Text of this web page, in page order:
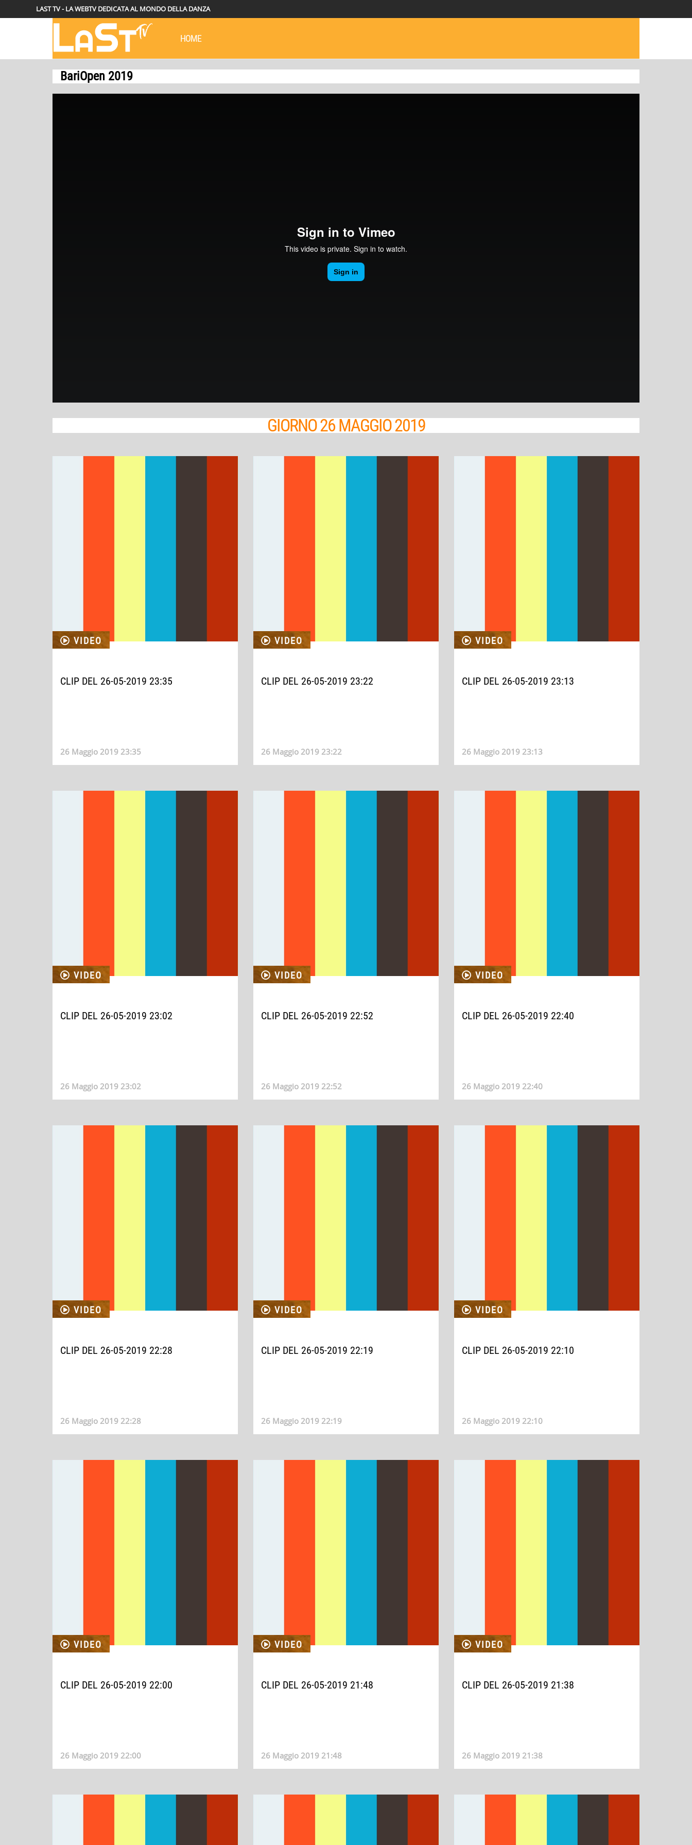
LAST TV - LA WEBTV DEDICATA AL MONDO DELLA DANZA
HOME
BariOpen 2019
GIORNO 26 MAGGIO 2019
VIDEO
CLIP DEL 26-05-2019 23:35
26 Maggio 2019 23:35
VIDEO
CLIP DEL 26-05-2019 23:22
26 Maggio 2019 23:22
VIDEO
CLIP DEL 26-05-2019 23:13
26 Maggio 2019 23:13
VIDEO
CLIP DEL 26-05-2019 23:02
26 Maggio 2019 23:02
VIDEO
CLIP DEL 26-05-2019 22:52
26 Maggio 2019 22:52
VIDEO
CLIP DEL 26-05-2019 22:40
26 Maggio 2019 22:40
VIDEO
CLIP DEL 26-05-2019 22:28
26 Maggio 2019 22:28
VIDEO
CLIP DEL 26-05-2019 22:19
26 Maggio 2019 22:19
VIDEO
CLIP DEL 26-05-2019 22:10
26 Maggio 2019 22:10
VIDEO
CLIP DEL 26-05-2019 22:00
26 Maggio 2019 22:00
VIDEO
CLIP DEL 26-05-2019 21:48
26 Maggio 2019 21:48
VIDEO
CLIP DEL 26-05-2019 21:38
26 Maggio 2019 21:38